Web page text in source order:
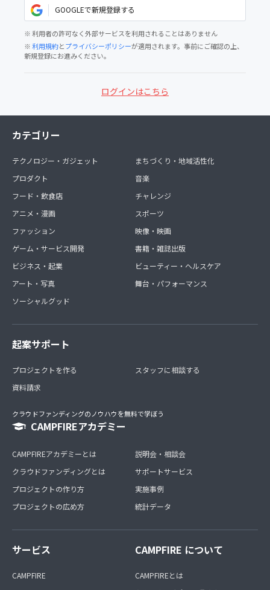
GOOGLEで新規登録する
※ 利用者の許可なく外部サービスを利用されることはありません
※利用規約とプライバシーポリシーが適用されます。事前にご確認の上、
新規登録にお進みください。
ログインはこちら
カテゴリー
テクノロジー・ガジェット
プロダクト
フード・飲食店
アニメ・漫画
ファッション
ゲーム・サービス開発
ビジネス・起業
アート・写真
ソーシャルグッド
まちづくり・地域活性化
音楽
チャレンジ
スポーツ
映像・映画
書籍・雑誌出版
ビューティー・ヘルスケア
舞台・パフォーマンス
起案サポート
プロジェクトを作る
資料請求
スタッフに相談する
クラウドファンディングのノウハウを無料で学ぼう
CAMPFIREアカデミー
CAMPFIREアカデミーとは
クラウドファンディングとは
プロジェクトの作り方
プロジェクトの広め方
説明会・相談会
サポートサービス
実施事例
統計データ
サービス
CAMPFIRE
CAMPFIRE について
CAMPFIREとは